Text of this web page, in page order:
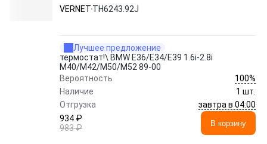
VERNET TH6243.92J
Лучшее предложение
термостат!\ BMW E36/E34/E39 1.6i-2.8i
M40/M42/M50/M52 89-00
Вероятность
100%
Наличие
1 шт.
Отгрузка
завтра в 04:00
934 ₽
983 ₽
В корзину